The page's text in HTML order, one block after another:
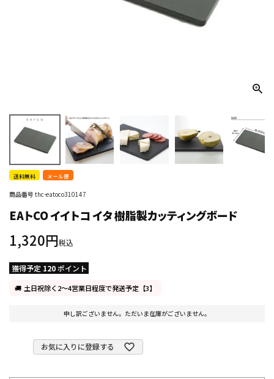
送料無料 メール便
商品番号 thc-eatoco310147
EAトCO イイトコ イタ 樹脂製カッティングボード
1,320 税込
獲得予定 120 ポイント
土日祝除く2～4営業日程度で発送予定【3】
申し訳ございません。ただいま在庫がございません。
お気に入りに登録する